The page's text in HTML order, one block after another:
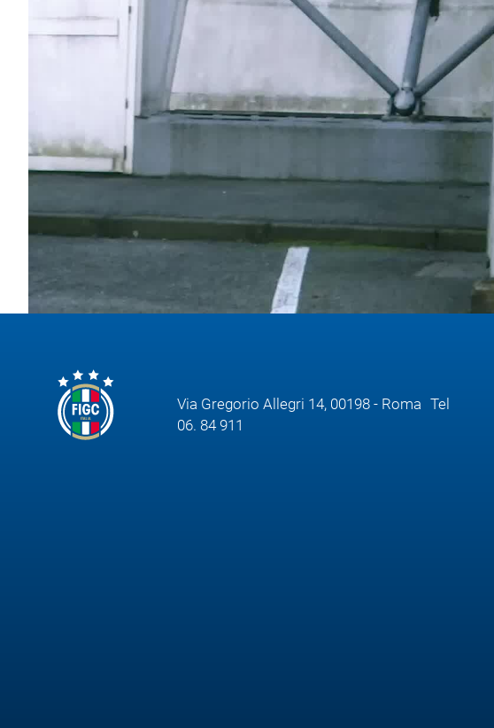
Social media
Via Gregorio Allegri 14, 00198 - Roma Tel
06. 84 911